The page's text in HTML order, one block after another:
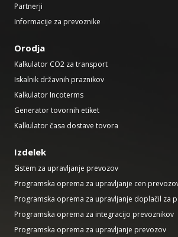
Partnerji
Informacije za prevoznike
Orodja
Kalkulator CO2 za transport
Iskalnik državnih praznikov
Kalkulator Incoterms
Generator tovornih etiket
Kalkulator časa dostave tovora
Izdelek
Sistem za upravljanje prevozov
Programska oprema za upravljanje cen
Programska oprema za upravljanje doplačil za
Programska oprema za integracijo prevoznikov
Programska oprema za upravljanje prevozov